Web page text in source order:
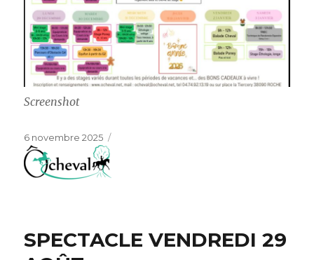
Screenshot
Publié
le
6 novembre 2025
SPECTACLE VENDREDI 29